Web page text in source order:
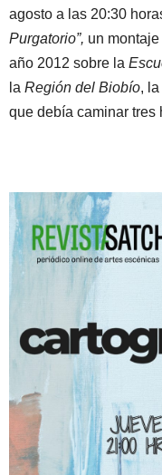
agosto a las 20:30
Purgatorio”, un
año 2012 sobre la
la Región del Biobío,
que debía caminar tres